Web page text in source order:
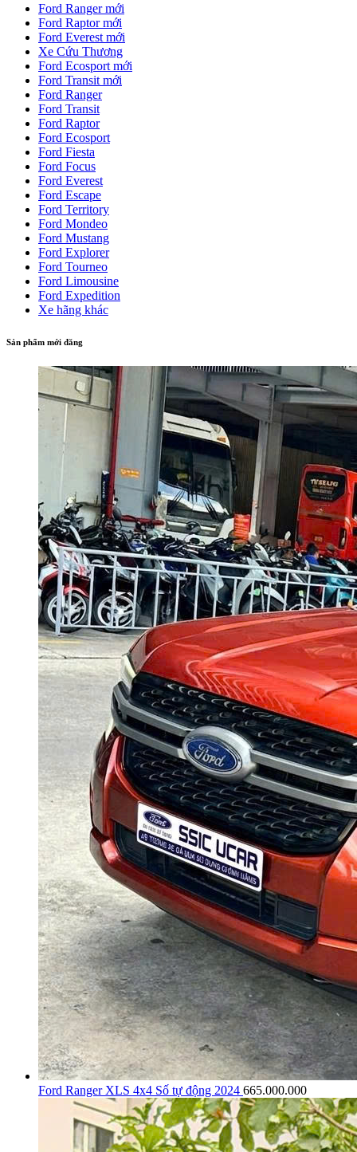
Ford Ranger mới
Ford Raptor mới
Ford Everest mới
Xe Cứu Thương
Ford Ecosport mới
Ford Transit mới
Ford Ranger
Ford Transit
Ford Raptor
Ford Ecosport
Ford Fiesta
Ford Focus
Ford Everest
Ford Escape
Ford Territory
Ford Mondeo
Ford Mustang
Ford Explorer
Ford Tourneo
Ford Limousine
Ford Expedition
Xe hãng khác
Sản phẩm mới đăng
Ford Ranger XLS 4x4 Số tự động 2024 665.000.000